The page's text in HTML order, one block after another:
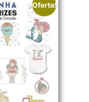
Oferta!